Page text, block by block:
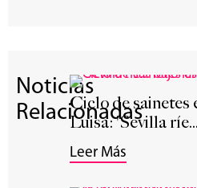
Noticias
Relacionadas
Ciclo de sainetes
Luisa: 'Sevilla
Leer Más